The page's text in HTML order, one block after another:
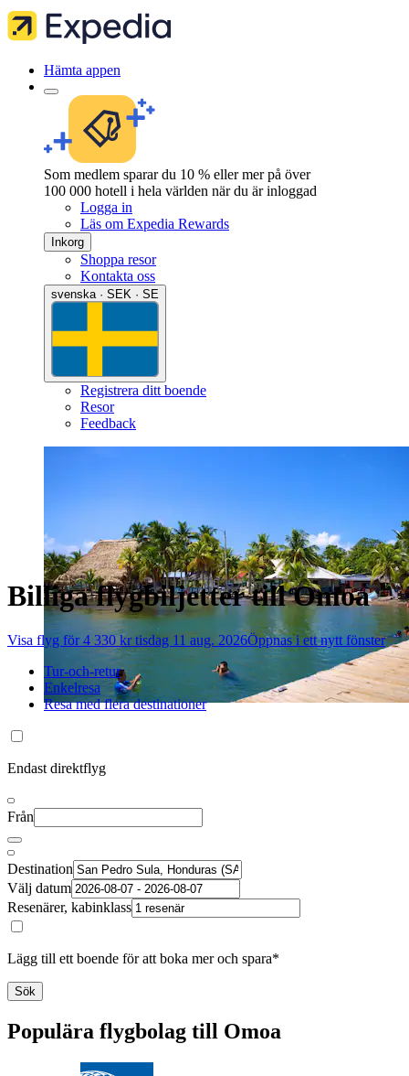
Hämta appen
Som medlem sparar du 10 % eller mer på över
100 000 hotell i hela världen när du är inloggad
Logga in
Läs om Expedia Rewards
Inkorg
Shoppa resor
Kontakta oss
svenska · SEK · SE
Registrera ditt boende
Resor
Feedback
Billiga flygbiljetter till Omoa
Visa flyg för 4 330 kr tisdag 11 aug. 2026Öppnas i ett nytt fönster
Tur-och-retur
Enkelresa
Resa med flera destinationer
Endast direktflyg
Från
Destination
Välj datum
Resenärer, kabinklass
Lägg till ett boende för att boka mer och spara*
Sök
Populära flygbolag till Omoa